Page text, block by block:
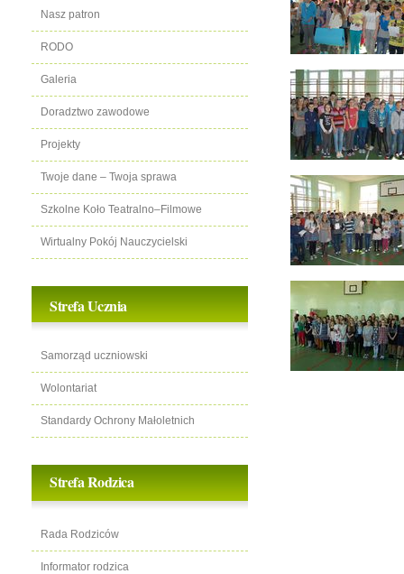
Nasz patron
RODO
Galeria
Doradztwo zawodowe
Projekty
Twoje dane – Twoja sprawa
Szkolne Koło Teatralno–Filmowe
Wirtualny Pokój Nauczycielski
Strefa Ucznia
Samorząd uczniowski
Wolontariat
Standardy Ochrony Małoletnich
Strefa Rodzica
Rada Rodziców
Informator rodzica